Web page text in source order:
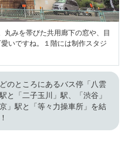
みを帯びた共用廊下の窓や、目
いですね。１階には制作スタジ
のところにあるバス停「八雲
と「二子玉川」駅、「渋谷」
」駅と「等々力操車所」を結